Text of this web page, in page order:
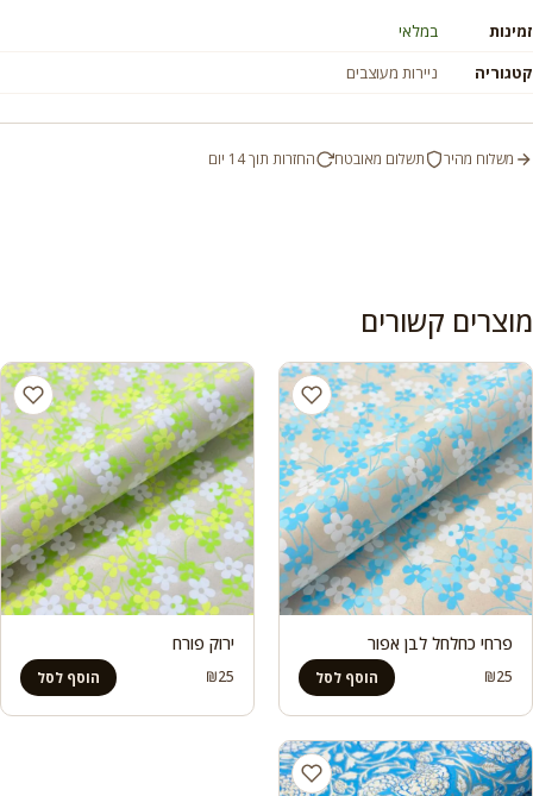
זמינות
במלאי
קטגוריה
ניירות מעוצבים
משלוח מהיר תשלום מאובטח החזרות תוך 14 יום
מוצרים קשורים
פרחי כחלחל לבן אפור
₪25 הוסף לסל
ירוק פורח
₪25 הוסף לסל